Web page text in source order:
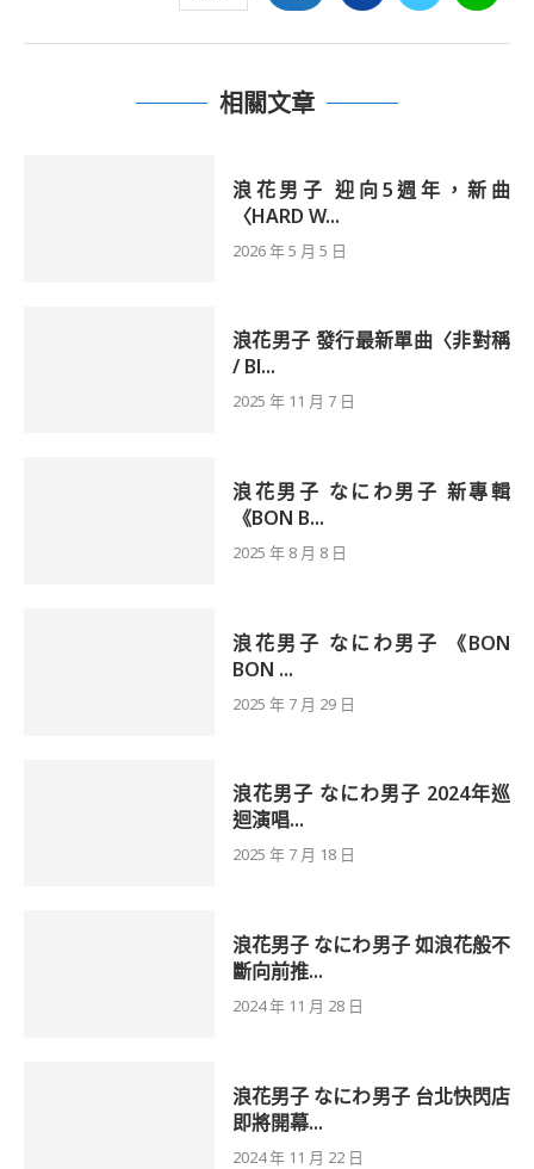
相關文章
浪花男子 迎向5週年，新曲
〈HARD W...
2026 年 5 月 5 日
浪花男子 發行最新單曲〈非對稱
/ Bl...
2025 年 11 月 7 日
浪花男子 なにわ男子 新專輯
《BON B...
2025 年 8 月 8 日
浪花男子 なにわ男子 《BON
BON ...
2025 年 7 月 29 日
浪花男子 なにわ男子 2024年巡
迴演唱...
2025 年 7 月 18 日
浪花男子 なにわ男子 如浪花般不
斷向前推...
2024 年 11 月 28 日
浪花男子 なにわ男子 台北快閃店
即將開幕...
2024 年 11 月 22 日